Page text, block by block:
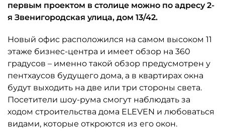
первым проектом в столице можно по адресу 2-
я Звенигородская улица, дом 13/42.
Новый офис расположился на самом высоком 11
этаже бизнес-центра и имеет обзор на 360
градусов – именно такой обзор предусмотрен у
пентхаусов будущего дома, а в квартирах окна
будут выходить на две или три стороны света.
Посетители шоу-рума смогут наблюдать за
ходом строительства дома ELEVEN и любоваться
видами, которые откроются из его окон.